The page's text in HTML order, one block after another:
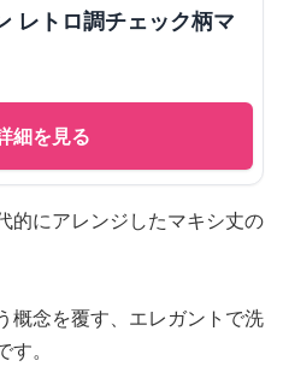
レトロ調チェック柄マ
細を見る
的にアレンジしたマキシ丈の
概念を覆す、エレガントで洗
。